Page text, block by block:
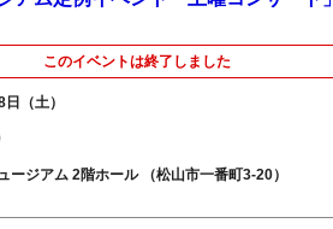
このイベントは終了しました
（土）
ージアム 2階ホール （松山市一番町3-20）